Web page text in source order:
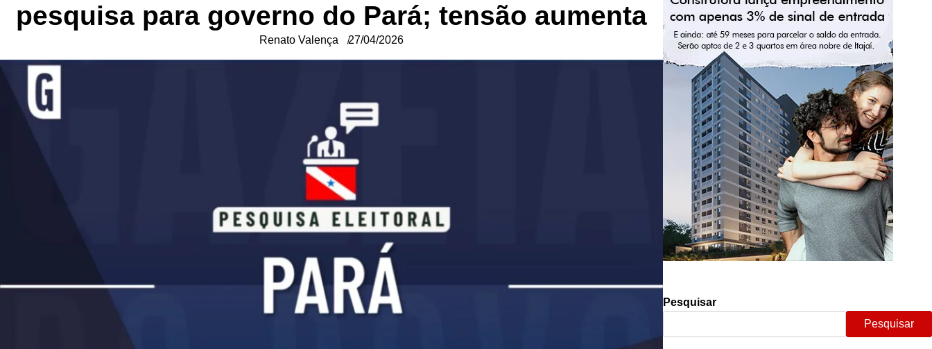
pesquisa para governo do Pará; tensão aumenta
Renato Valença 27/04/2026
Pesquisar
Pesquisar